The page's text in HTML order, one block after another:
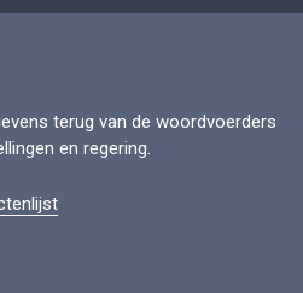
terug van de woordvoerders
en regering.